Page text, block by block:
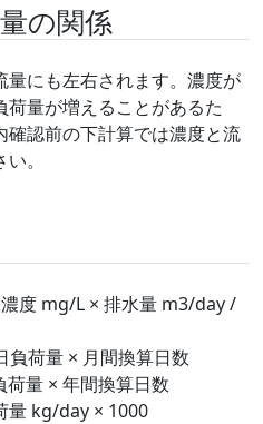
の関係
にも左右されます。濃度が
量が増えることがあるた
認前の下計算では濃度と流
。
度 mg/L × 排水量 m3/day /
荷量 × 月間換算日数
量 × 年間換算日数
量 kg/day × 1000